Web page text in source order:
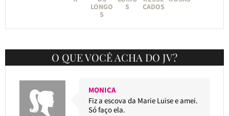
LONGO
S
S
CADOS
O QUE VOCÊ ACHA DO JV?
MONICA
Fiz a escova da Marie Luise e amei.
Só faço ela.